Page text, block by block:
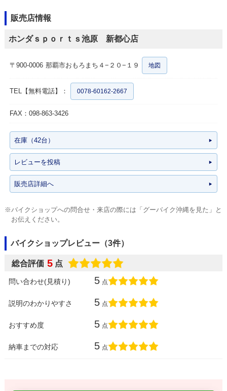
販売店情報
ホンダｓｐｏｒｔｓ池原 新都心店
〒900-0006 那覇市おもろまち４−２０−１９ 地図
TEL【無料電話】： 0078-60162-2667
FAX：098-863-3426
在庫（42台）
レビューを投稿
販売店詳細へ
※バイクショップへの問合せ・来店の際には「グーバイク沖縄を見た」と
お伝えください。
バイクショップレビュー（3件）
総合評価 5 点
問い合わせ(見積り) 5 点
説明のわかりやすさ 5 点
おすすめ度 5 点
納車までの対応 5 点